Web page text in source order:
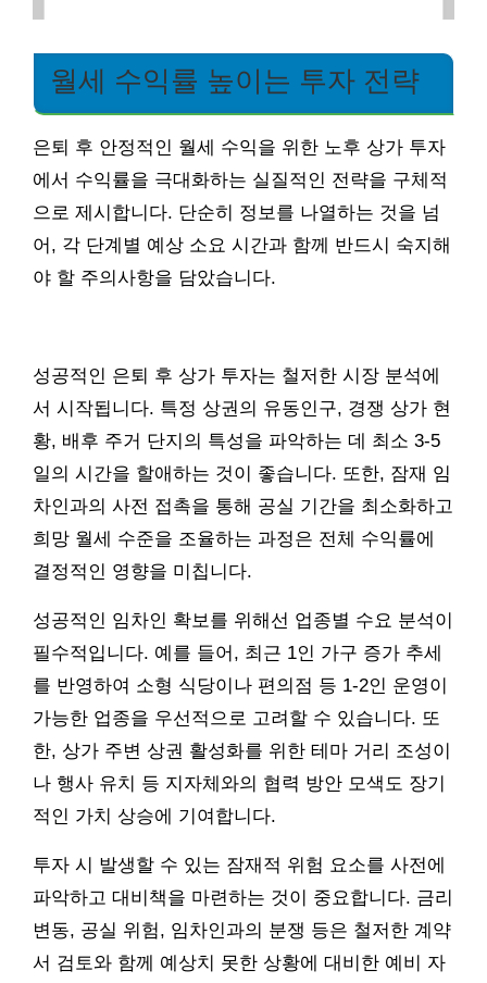
월세 수익률 높이는 투자 전략
은퇴 후 안정적인 월세 수익을 위한 노후 상가 투자
에서 수익률을 극대화하는 실질적인 전략을 구체적
으로 제시합니다. 단순히 정보를 나열하는 것을 넘
어, 각 단계별 예상 소요 시간과 함께 반드시 숙지해
야 할 주의사항을 담았습니다.
성공적인 은퇴 후 상가 투자는 철저한 시장 분석에
서 시작됩니다. 특정 상권의 유동인구, 경쟁 상가 현
황, 배후 주거 단지의 특성을 파악하는 데 최소 3-5
일의 시간을 할애하는 것이 좋습니다. 또한, 잠재 임
차인과의 사전 접촉을 통해 공실 기간을 최소화하고
희망 월세 수준을 조율하는 과정은 전체 수익률에
결정적인 영향을 미칩니다.
성공적인 임차인 확보를 위해선 업종별 수요 분석이
필수적입니다. 예를 들어, 최근 1인 가구 증가 추세
를 반영하여 소형 식당이나 편의점 등 1-2인 운영이
가능한 업종을 우선적으로 고려할 수 있습니다. 또
한, 상가 주변 상권 활성화를 위한 테마 거리 조성이
나 행사 유치 등 지자체와의 협력 방안 모색도 장기
적인 가치 상승에 기여합니다.
투자 시 발생할 수 있는 잠재적 위험 요소를 사전에
파악하고 대비책을 마련하는 것이 중요합니다. 금리
변동, 공실 위험, 임차인과의 분쟁 등은 철저한 계약
서 검토와 함께 예상치 못한 상황에 대비한 예비 자